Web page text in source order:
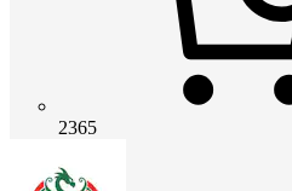
2365